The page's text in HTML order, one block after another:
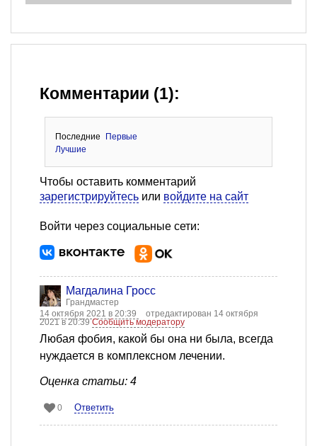
Комментарии (1):
Последние
Первые
Лучшие
Чтобы оставить комментарий
зарегистрируйтесь или войдите на сайт
Войти через социальные сети:
Магдалина Гросс
Грандмастер
14 октября 2021 в 20:39
отредактирован 14 октября
2021 в 20:39Сообщить модератору
Любая фобия, какой бы она ни была, всегда
нуждается в комплексном лечении.
Оценка статьи: 4
0 Ответить